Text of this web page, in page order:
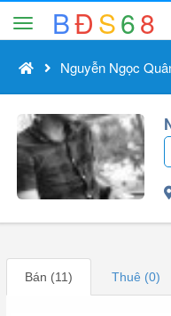
BĐS68
Nguyễn Ngọc
Bán (11) Thuê (0)